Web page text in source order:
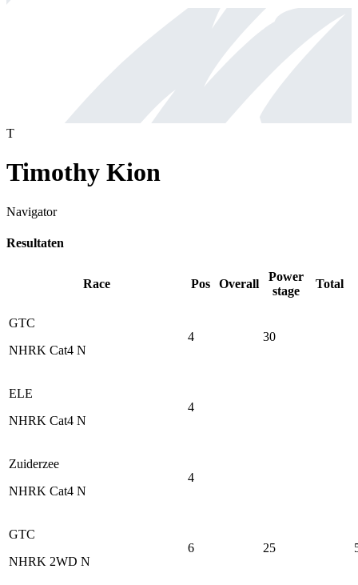
T
Timothy Kion
Navigator
Resultaten
Race Pos Overall
Power
stage
Total
GTC
NHRK Cat4 N
4 30
ELE
NHRK Cat4 N
4
Zuiderzee
NHRK Cat4 N
4
GTC
NHRK 2WD N
6 25